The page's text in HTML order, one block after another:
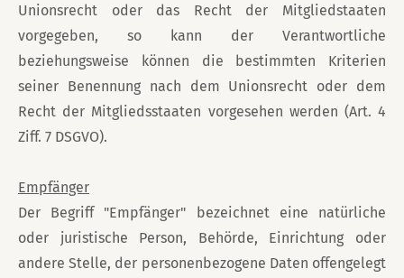
Unionsrecht oder das Recht der Mitgliedstaaten
vorgegeben, so kann der Verantwortliche
beziehungsweise können die bestimmten Kriterien
seiner Benennung nach dem Unionsrecht oder dem
Recht der Mitgliedsstaaten vorgesehen werden (Art. 4
Ziff. 7 DSGVO).
Empfänger
Der Begriff "Empfänger" bezeichnet eine natürliche
oder juristische Person, Behörde, Einrichtung oder
andere Stelle, der personenbezogene Daten offengelegt